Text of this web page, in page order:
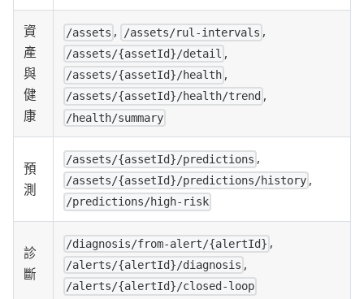
資
產
與
健
康
/assets , /assets/rul-intervals ,
/assets/{assetId}/detail ,
/assets/{assetId}/health ,
/assets/{assetId}/health/trend ,
/health/summary
預
測
/assets/{assetId}/predictions ,
/assets/{assetId}/predictions/history ,
/predictions/high-risk
診
斷
/diagnosis/from-alert/{alertId} ,
/alerts/{alertId}/diagnosis ,
/alerts/{alertId}/closed-loop